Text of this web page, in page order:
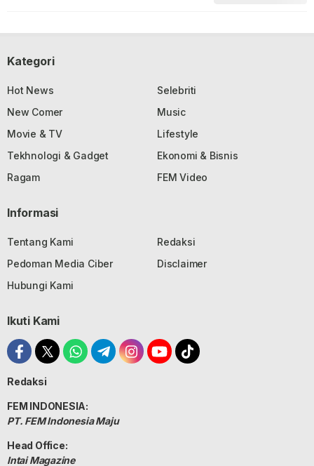
Kategori
Hot News
Selebriti
New Comer
Music
Movie & TV
Lifestyle
Tekhnologi & Gadget
Ekonomi & Bisnis
Ragam
FEM Video
Informasi
Tentang Kami
Redaksi
Pedoman Media Ciber
Disclaimer
Hubungi Kami
Ikuti Kami
Redaksi
FEM INDONESIA:
PT. FEM Indonesia Maju
Head Office:
Intai Magazine